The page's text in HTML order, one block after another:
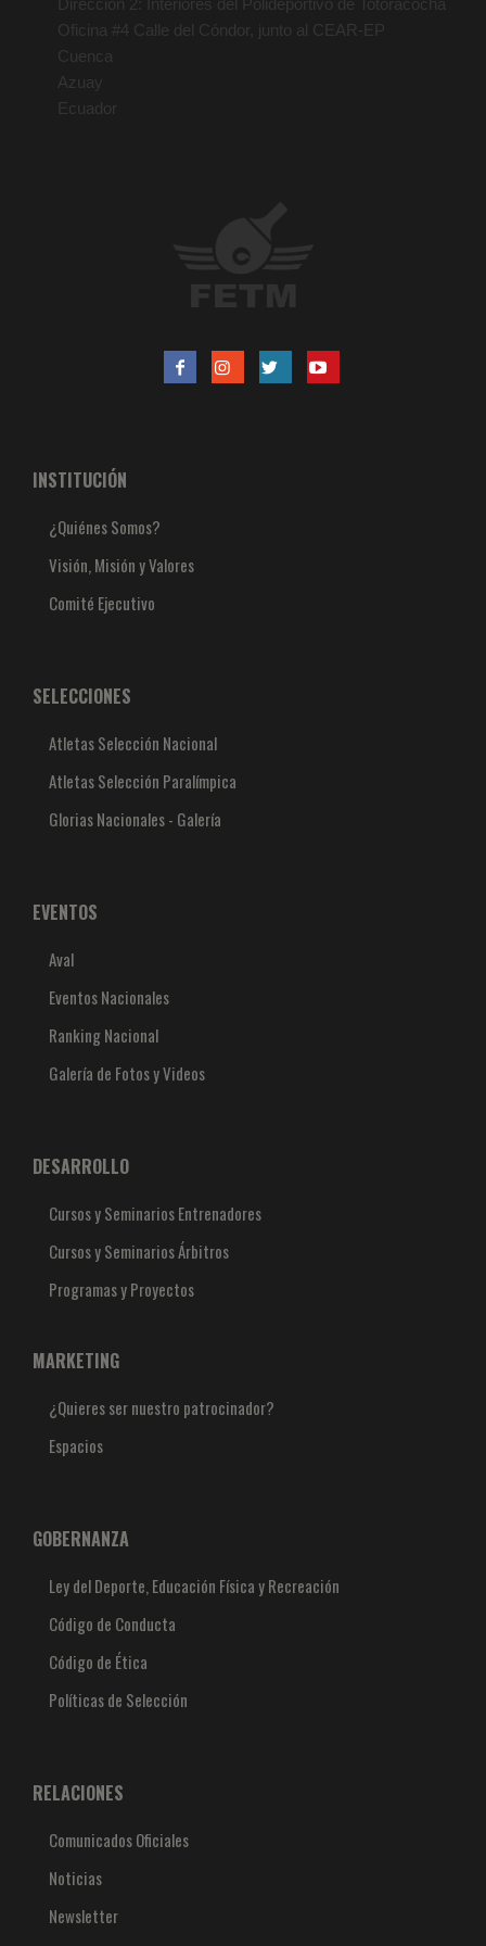
Dirección 2: Interiores del Polideportivo de Totoracocha
Oficina #4 Calle del Cóndor, junto al CEAR-EP
Cuenca
Azuay
Ecuador
INSTITUCIÓN
¿Quiénes Somos?
Visión, Misión y Valores
Comité Ejecutivo
SELECCIONES
Atletas Selección Nacional
Atletas Selección Paralímpica
Glorias Nacionales - Galería
EVENTOS
Aval
Eventos Nacionales
Ranking Nacional
Galería de Fotos y Videos
DESARROLLO
Cursos y Seminarios Entrenadores
Cursos y Seminarios Árbitros
Programas y Proyectos
MARKETING
¿Quieres ser nuestro patrocinador?
Espacios
GOBERNANZA
Ley del Deporte, Educación Física y Recreación
Código de Conducta
Código de Ética
Políticas de Selección
RELACIONES
Comunicados Oficiales
Noticias
Newsletter